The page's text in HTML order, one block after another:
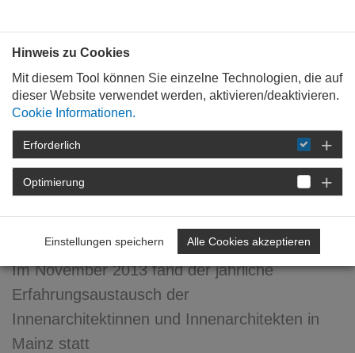
STARTSEITE DETAIL
Innenerfahrungen
Im November 2013 fand der jährliche
Erfahrungsaustausch der
Innenarchitektinnen und Innenarchitekten in
Mainz statt
Hinweis zu Cookies
Mit diesem Tool können Sie einzelne Technologien, die auf
dieser Website verwendet werden, aktivieren/deaktivieren.
Cookie Informationen.
Erforderlich
Optimierung
Einstellungen speichern Alle Cookies akzeptieren